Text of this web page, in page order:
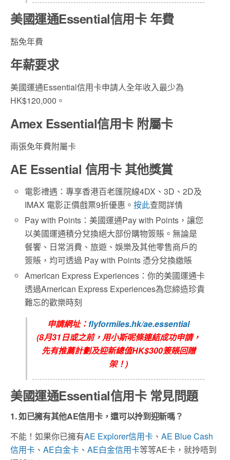
美國運通Essential信用卡 年費
豁免年費
年薪要求
美國運通Essential信用卡申請人全年收入最少為
HK$120,000。
Amex Essential信用卡 附屬卡
兩張免年費附屬卡
AE Essential 信用卡 其他獎賞
電影禮遇：專享香港百老匯院線4DX、3D、2D及
IMAX 電影正價戲票9折優惠。按此查閱詳情
Pay with Points：美國運通Pay with Points，讓您
以美國運通積分兌換絕大部份購物簽賬。無論是
餐饗、日常消費、旅遊、娛樂及其他零售商戶的
簽賬，均可透過 Pay with Points 憑分兌換繳賬
American Express Experiences：你的美國運通卡
透過American Express Experiences為您締造珍貴
難忘的歡樂時刻
申請網址：flyformiles.hk/ae.essential
(8月31日或之前，用小斯呢條連結成功申請，
先有推薦計劃及迎新總值HK$300簽賬回贈
架！)
美國運通Essential信用卡 常見問題
1. 如已擁有其他AE信用卡，還可以拎到迎新嗎？
不能！如果你已擁有AE Explorer信用卡 、 AE Blue Cash
信用卡 、 AE白金卡 、 AE白金信用卡等等AE卡，就拎唔到